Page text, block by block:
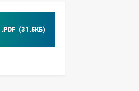
.PDF (31.5КБ)